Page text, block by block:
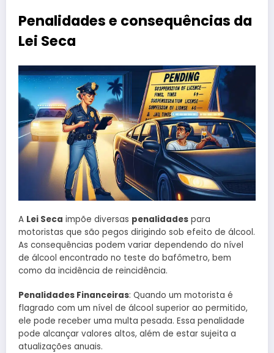
Penalidades e consequências da
Lei Seca
A Lei Seca impõe diversas penalidades para
motoristas que são pegos dirigindo sob efeito de álcool.
As consequências podem variar dependendo do nível
de álcool encontrado no teste do bafômetro, bem
como da incidência de reincidência.
Penalidades Financeiras: Quando um motorista é
flagrado com um nível de álcool superior ao permitido,
ele pode receber uma multa pesada. Essa penalidade
pode alcançar valores altos, além de estar sujeita a
atualizações anuais.